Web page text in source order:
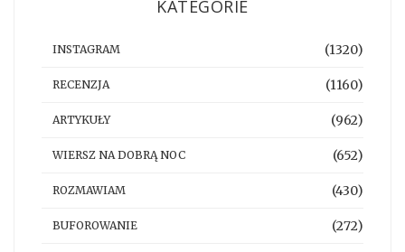
KATEGORIE
INSTAGRAM (1320)
RECENZJA (1160)
ARTYKUŁY (962)
WIERSZ NA DOBRĄ NOC (652)
ROZMAWIAM (430)
BUFOROWANIE (272)